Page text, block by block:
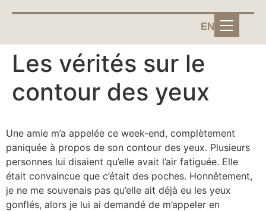
EN
Les vérités sur le
contour des yeux
Une amie m’a appelée ce week-end, complètement
paniquée à propos de son contour des yeux. Plusieurs
personnes lui disaient qu’elle avait l’air fatiguée. Elle
était convaincue que c’était des poches. Honnêtement,
je ne me souvenais pas qu’elle ait déjà eu les yeux
gonflés, alors je lui ai demandé de m’appeler en